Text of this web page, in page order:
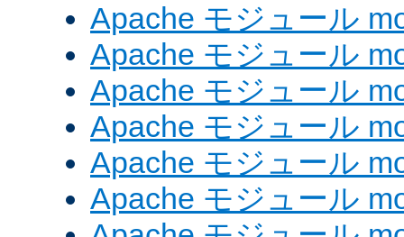
Apache モジュール
Apache モジュール
Apache モジュール
Apache モジュール
Apache モジュール
Apache モジュール